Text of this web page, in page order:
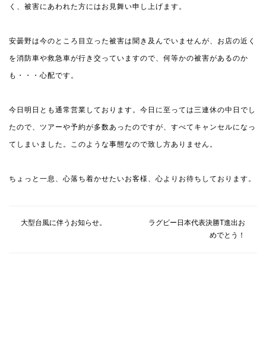
く、被害にあわれた方にはお見舞い申し上げます。
安曇野は今のところ目立った被害は聞き及んでいませんが、お店の近く
を消防車や救急車が行き交っていますので、何等かの被害があるのか
も・・・心配です。
今日明日とも通常営業しております。今日に至っては三連休の中日でし
たので、ツアーや予約が多数あったのですが、すべてキャンセルになっ
てしまいました。このような事態なので致し方ありません。
ちょっと一息、心落ち着かせたいお客様、心よりお待ちしております。
大型台風に伴うお知らせ。
ラグビー日本代表決勝T進出お
めでとう！